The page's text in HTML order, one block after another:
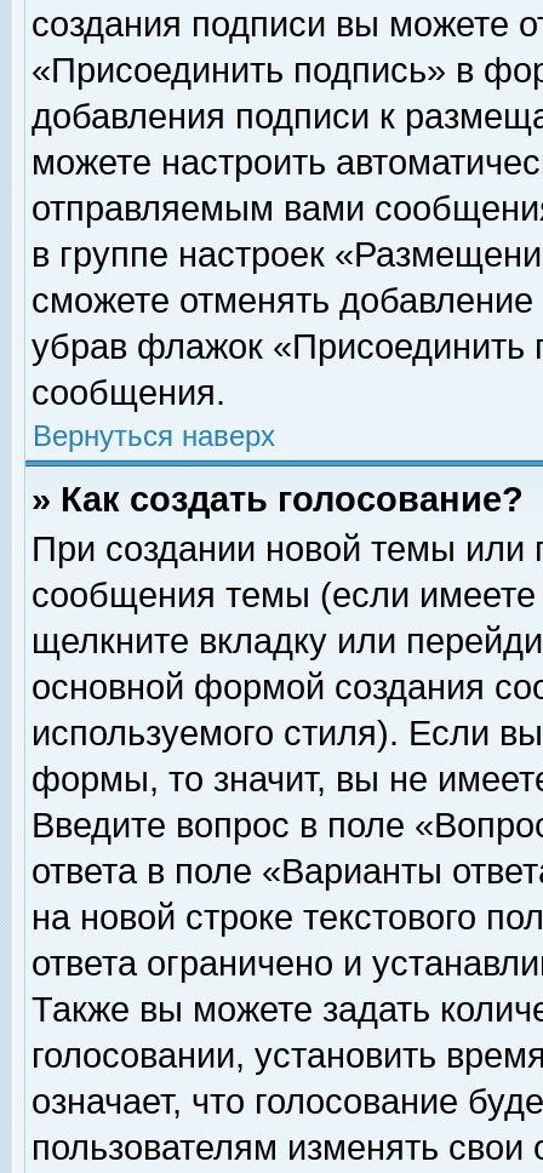
создания подписи вы можете
«Присоединить подпись» в
добавления подписи к
можете настроить
отправляемым вами
в группе настроек
сможете отменять
убрав флажок «Присоединить
сообщения.
Вернуться наверх
» Как создать голосование?
При создании новой темы или
сообщения темы (если
щелкните вкладку или
основной формой создания
используемого стиля). Если
формы, то значит, вы не
Введите вопрос в поле
ответа в поле «Варианты
на новой строке текстового
ответа ограничено и
Также вы можете задать
голосовании, установить
означает, что голосование
пользователям изменять свои